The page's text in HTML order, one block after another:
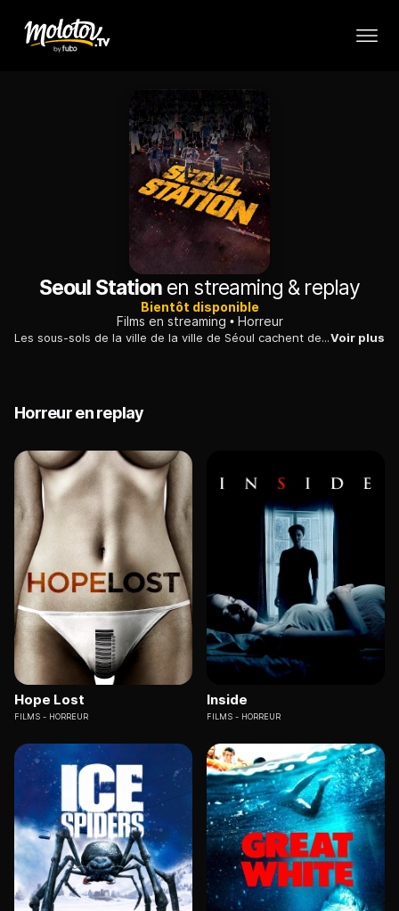
Seoul Station en streaming & replay
Bientôt disponible
Films en streaming
Horreur
Les sous-sols de la ville de la ville de Séoul cachent de teribles créatures : des zombies qui font surface et menacent la population. Des rescapés tentent de survivre comme ils le peuvent. Les affrontements sont sanglants...Voir plus
Horreur en replay
Hope Lost
FILMS HORREUR
Inside
FILMS HORREUR